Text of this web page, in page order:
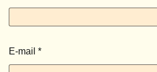
E-mail *